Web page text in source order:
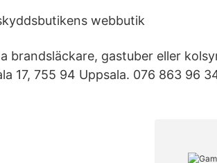
webbutik
brandsläckare, gastuber eller
17, 755 94 Uppsala. 076 863 96